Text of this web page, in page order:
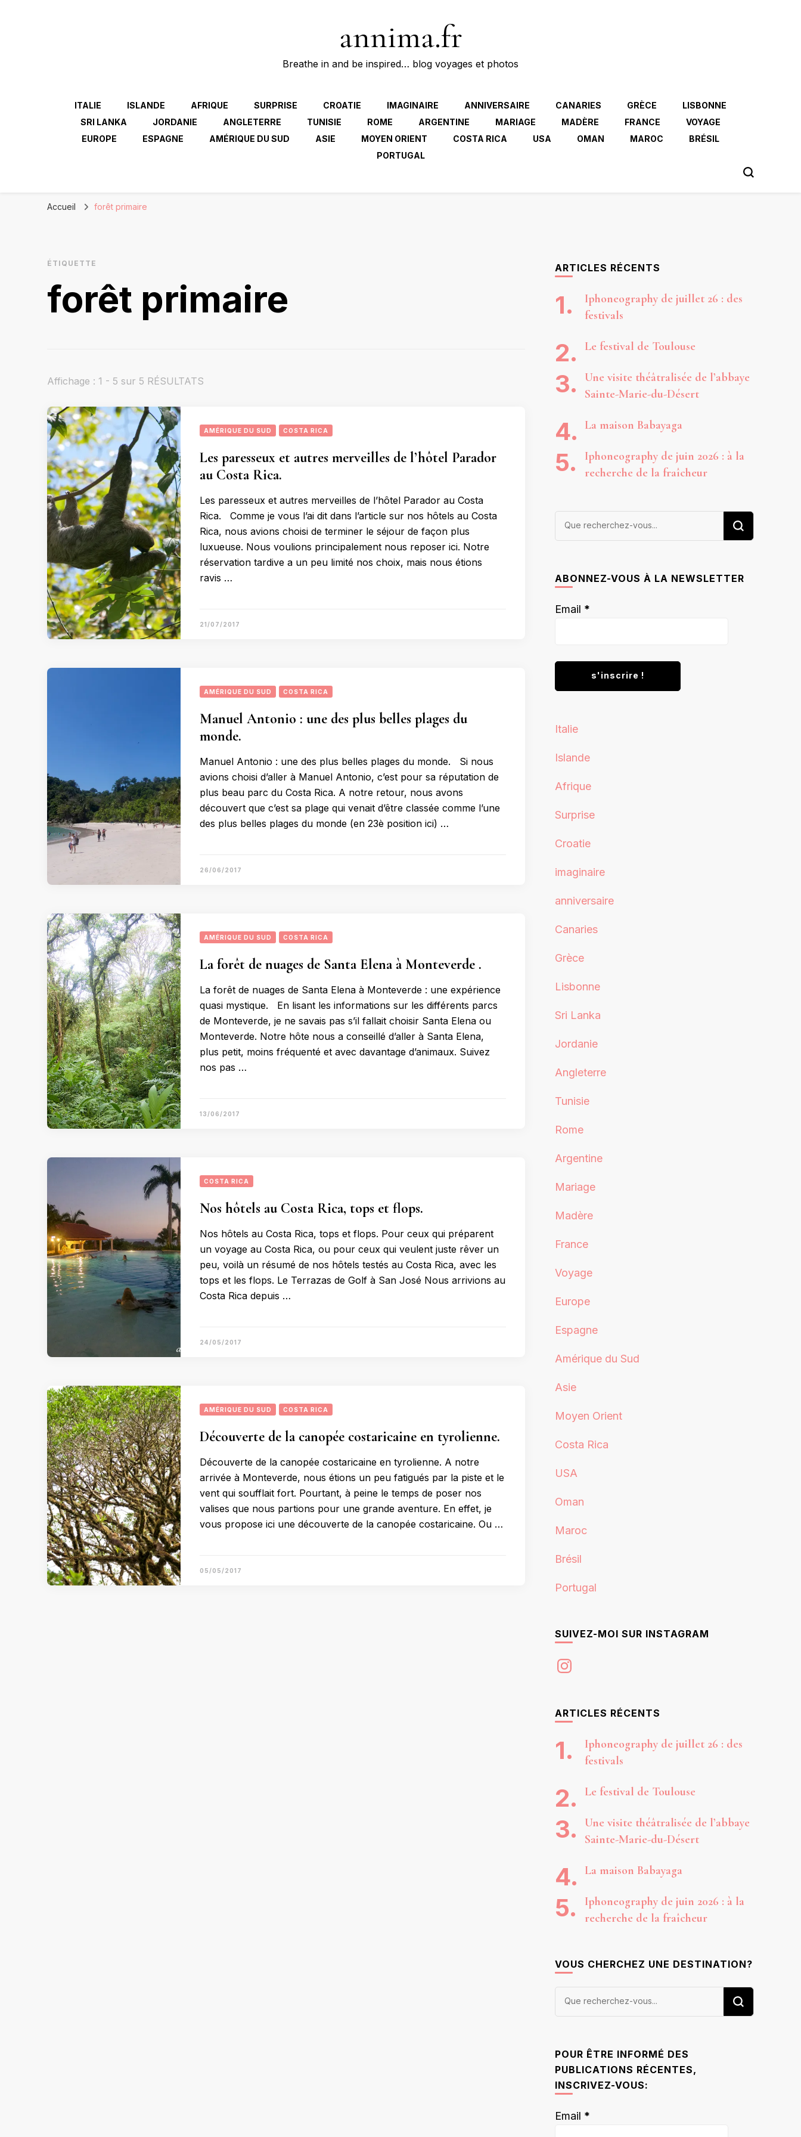
annima.fr
Breathe in and be inspired… blog voyages et photos
ITALIE ISLANDE AFRIQUE SURPRISE CROATIE IMAGINAIRE ANNIVERSAIRE CANARIES GRÈCE
LISBONNE
SRI LANKA
JORDANIE ANGLETERRE TUNISIE ROME ARGENTINE MARIAGE MADÈRE FRANCE
VOYAGE
EUROPE
ESPAGNE AMÉRIQUE DU SUD ASIE MOYEN ORIENT COSTA RICA USA OMAN MAROC
BRÉSIL
PORTUGAL
Accueil forêt primaire
ÉTIQUETTE
forêt primaire
Affichage : 1 - 5 sur 5 RÉSULTATS
AMÉRIQUE DU SUD COSTA RICA
Les paresseux et autres merveilles de l’hôtel Parador
au Costa Rica.
Les paresseux et autres merveilles de l’hôtel Parador au Costa
Rica. Comme je vous l’ai dit dans l’article sur nos hôtels au Costa
Rica, nous avions choisi de terminer le séjour de façon plus
luxueuse. Nous voulions principalement nous reposer ici. Notre
réservation tardive a un peu limité nos choix, mais nous étions
ravis …
21/07/2017
AMÉRIQUE DU SUD COSTA RICA
Manuel Antonio : une des plus belles plages du
monde.
Manuel Antonio : une des plus belles plages du monde. Si nous
avions choisi d’aller à Manuel Antonio, c’est pour sa réputation de
plus beau parc du Costa Rica. A notre retour, nous avons
découvert que c’est sa plage qui venait d’être classée comme l’une
des plus belles plages du monde (en 23è position ici) …
26/06/2017
AMÉRIQUE DU SUD COSTA RICA
La forêt de nuages de Santa Elena à Monteverde .
La forêt de nuages de Santa Elena à Monteverde : une expérience
quasi mystique. En lisant les informations sur les différents parcs
de Monteverde, je ne savais pas s’il fallait choisir Santa Elena ou
Monteverde. Notre hôte nous a conseillé d’aller à Santa Elena,
plus petit, moins fréquenté et avec davantage d’animaux. Suivez
nos pas …
13/06/2017
COSTA RICA
Nos hôtels au Costa Rica, tops et flops.
Nos hôtels au Costa Rica, tops et flops. Pour ceux qui préparent
un voyage au Costa Rica, ou pour ceux qui veulent juste rêver un
peu, voilà un résumé de nos hôtels testés au Costa Rica, avec les
tops et les flops. Le Terrazas de Golf à San José Nous arrivions au
Costa Rica depuis …
24/05/2017
AMÉRIQUE DU SUD COSTA RICA
Découverte de la canopée costaricaine en tyrolienne.
Découverte de la canopée costaricaine en tyrolienne. A notre
arrivée à Monteverde, nous étions un peu fatigués par la piste et le
vent qui soufflait fort. Pourtant, à peine le temps de poser nos
valises que nous partions pour une grande aventure. En effet, je
vous propose ici une découverte de la canopée costaricaine. Ou …
05/05/2017
ARTICLES RÉCENTS
Iphoneography de juillet 26 : des
festivals
Le festival de Toulouse
Une visite théâtralisée de l’abbaye
Sainte-Marie-du-Désert
La maison Babayaga
Iphoneography de juin 2026 : à la
recherche de la fraîcheur
Vous
ABONNEZ-VOUS À LA NEWSLETTER
Email *
Italie
Islande
Afrique
Surprise
Croatie
imaginaire
anniversaire
Canaries
Grèce
Lisbonne
Sri Lanka
Jordanie
Angleterre
Tunisie
Rome
Argentine
Mariage
Madère
France
Voyage
Europe
Espagne
Amérique du Sud
Asie
Moyen Orient
Costa Rica
USA
Oman
Maroc
Brésil
Portugal
SUIVEZ-MOI SUR INSTAGRAM
Instagram
ARTICLES RÉCENTS
Iphoneography de juillet 26 : des
festivals
Le festival de Toulouse
Une visite théâtralisée de l’abbaye
Sainte-Marie-du-Désert
La maison Babayaga
Iphoneography de juin 2026 : à la
recherche de la fraîcheur
VOUS CHERCHEZ UNE DESTINATION?
Vous
POUR ÊTRE INFORMÉ DES
PUBLICATIONS RÉCENTES,
INSCRIVEZ-VOUS:
Email *